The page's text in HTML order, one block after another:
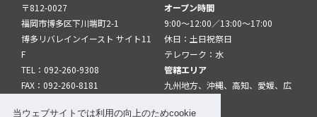
当ウェブサイトでは利用の向上のためcookie
〒812-0027
福岡市博多区下川端町2-1
博多リバレインイースト サイト11
F
TEL：092-260-9308
FAX：092-260-8181
オープン時間
9:00～12:00／13:00～17:00
休日：土日祝祭日
テレワーク：水
管轄エリア
九州地方、沖縄、高知、愛媛、広